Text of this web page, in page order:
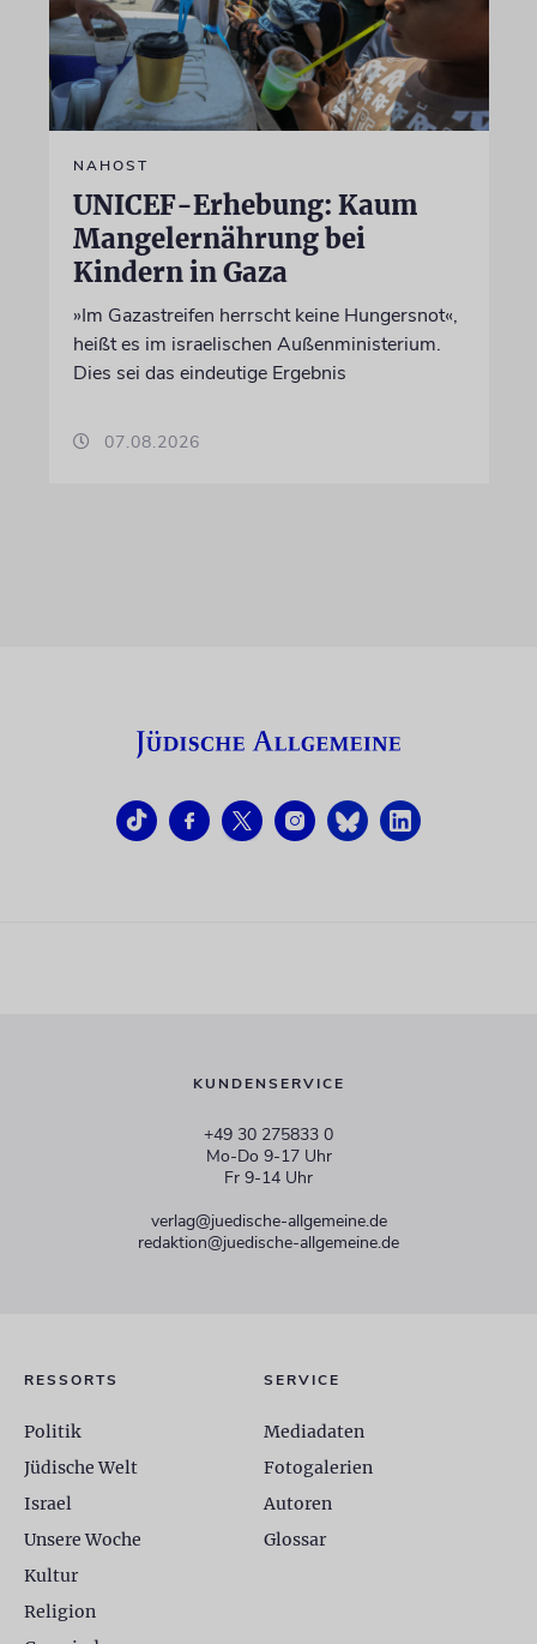
NAHOST
UNICEF-Erhebung: Kaum
Mangelernährung bei
Kindern in Gaza
»Im Gazastreifen herrscht keine Hungersnot«,
heißt es im israelischen Außenministerium.
Dies sei das eindeutige Ergebnis
07.08.2026
KUNDENSERVICE
+49 30 275833 0
Mo-Do 9-17 Uhr
Fr 9-14 Uhr
verlag@juedische-allgemeine.de
redaktion@juedische-allgemeine.de
RESSORTS
Politik
Jüdische Welt
Israel
Unsere Woche
Kultur
Religion
SERVICE
Mediadaten
Fotogalerien
Autoren
Glossar